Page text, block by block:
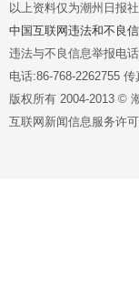
以上资料仅为潮州日报
中国互联网违法和不良
违法与不良信息举报电
电话:86-768-2262755
版权所有 2004-2013 ©
互联网新闻信息服务许